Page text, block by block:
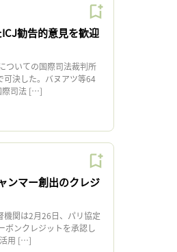
勧告的意見を歓迎
ついての国際司法裁判所
可決した。バヌアツ等64
際司法 […]
ンマー創出のクレジ
関は2月26日、パリ協定
ボンクレジットを承認し
活用 […]